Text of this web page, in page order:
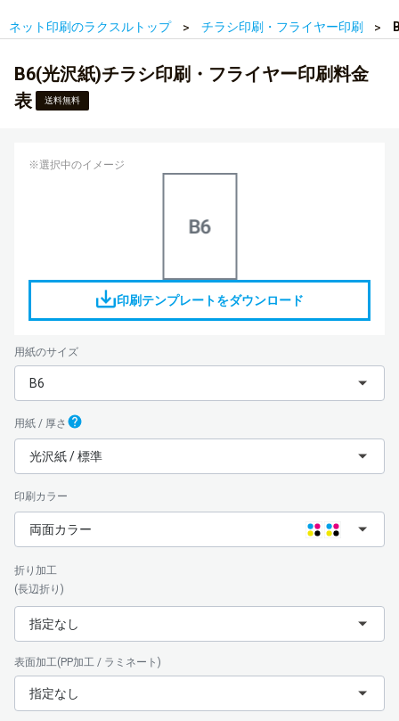
ネット印刷のラクスルトップ チラシ印刷・フライヤー印刷
B6(光沢紙)チラシ印刷・フライヤー印刷料金
表
送料無料
※選択中のイメージ
印刷テンプレートをダウンロード
用紙のサイズ
B6
用紙 / 厚さ
光沢紙 / 標準
印刷カラー
両面カラー
折り加工
(長辺折り)
指定なし
表面加工(PP加工 / ラミネート)
指定なし